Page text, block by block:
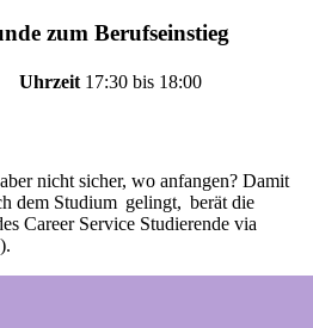
zum Berufseinstieg
Uhrzeit 17:30 bis 18:00
nicht sicher, wo anfangen? Damit
dem Studium gelingt, berät die
Career Service Studierende via